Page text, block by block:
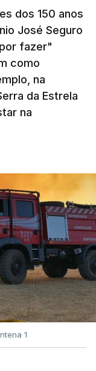
dos 150 anos
José Seguro
fazer"
como
na
da Estrela
na
1